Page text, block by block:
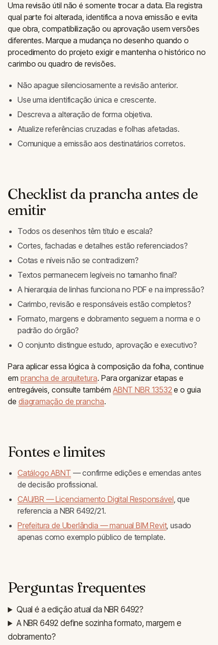
Uma revisão útil não é somente trocar a data. Ela registra
qual parte foi alterada, identifica a nova emissão e evita
que obra, compatibilização ou aprovação usem versões
diferentes. Marque a mudança no desenho quando o
procedimento do projeto exigir e mantenha o histórico no
carimbo ou quadro de revisões.
Não apague silenciosamente a revisão anterior.
Use uma identificação única e crescente.
Descreva a alteração de forma objetiva.
Atualize referências cruzadas e folhas afetadas.
Comunique a emissão aos destinatários corretos.
Checklist da prancha antes de
emitir
Todos os desenhos têm título e escala?
Cortes, fachadas e detalhes estão referenciados?
Cotas e níveis não se contradizem?
Textos permanecem legíveis no tamanho final?
A hierarquia de linhas funciona no PDF e na impressão?
Carimbo, revisão e responsáveis estão completos?
Formato, margens e dobramento seguem a norma e o
padrão do órgão?
O conjunto distingue estudo, aprovação e executivo?
Para aplicar essa lógica à composição da folha, continue
em prancha de arquitetura. Para organizar etapas e
entregáveis, consulte também ABNT NBR 13532 e o guia
de diagramação de prancha.
Fontes e limites
Catálogo ABNT — confirme edições e emendas antes
de decisão profissional.
CAU/BR — Licenciamento Digital Responsável, que
referencia a NBR 6492/21.
Prefeitura de Uberlândia — manual BIM Revit, usado
apenas como exemplo público de template.
Perguntas frequentes
Qual é a edição atual da NBR 6492?
A NBR 6492 define sozinha formato, margem e
dobramento?